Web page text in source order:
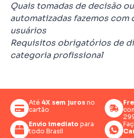
Quais tomadas de decisão
automatizadas fazemos com
usuários
Requisitos obrigatórios de
categoria profissional
Até 4X sem juros no
cartão
Envio imediato para
todo Brasil